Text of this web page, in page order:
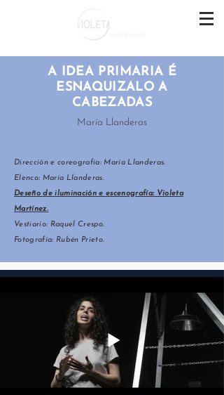
A IDEA PRIMARIA É
ESNAQUIZALO A
CABEZADAS
María Llanderas
Dirección e coreografía: María Llanderas.
Elenco: María Llanderas.
Deseño de iluminación e escenografía: Violeta
Martínez.
Vestiario: Raquel Crespo.
Fotografía: Rubén Prieto.